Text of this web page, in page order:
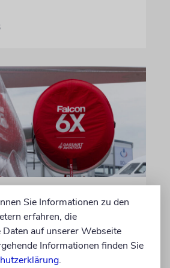
Boykott:
mehr im Nebel
Sie Informationen zu den
erfahren, die
auf unserer Webseite
Informationen finden Sie
.